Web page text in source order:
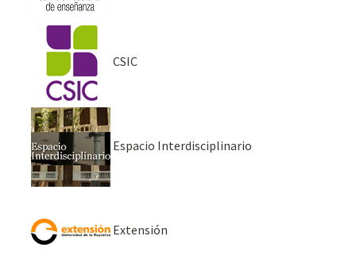
CSIC
Espacio Interdisciplinario
Extensión